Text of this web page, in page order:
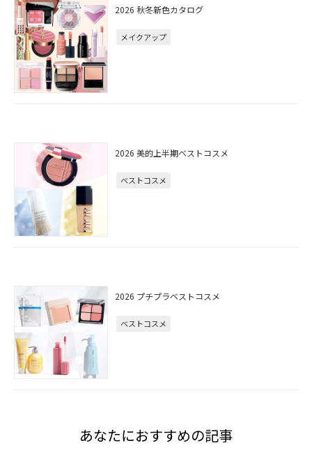
2026 秋冬新色カタログ
メイクアップ
2026 美的上半期ベストコスメ
ベストコスメ
2026 プチプラベストコスメ
ベストコスメ
あなたにおすすめの記事